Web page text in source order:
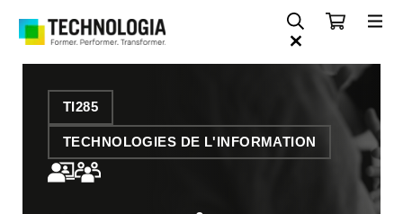
TI285
TECHNOLOGIES DE L'INFORMATION